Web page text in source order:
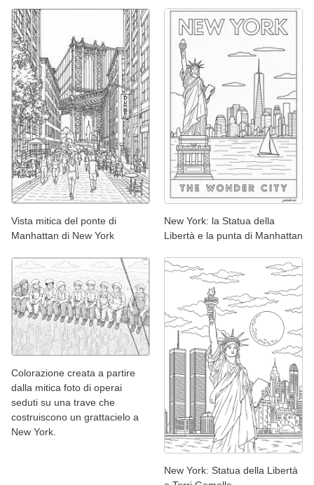
Vista mitica del ponte di
Manhattan di New York
New York: la Statua della
Libertà e la punta di Manhattan
Colorazione creata a partire
dalla mitica foto di operai
seduti su una trave che
costruiscono un grattacielo a
New York.
New York: Statua della Libertà